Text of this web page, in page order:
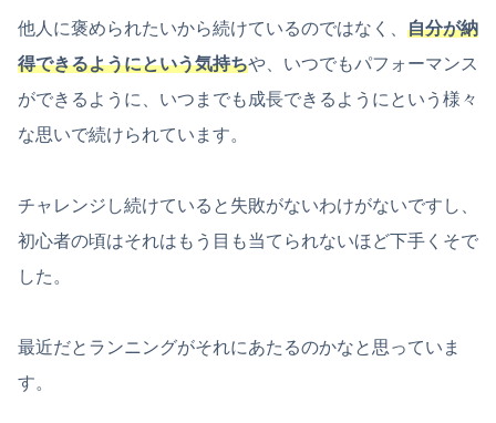
他人に褒められたいから続けているのではなく、 自分が納
得できるようにという気持ちや、いつでもパフォーマンス
ができるように、いつまでも成長できるようにという様々
な思いで続けられています。
チャレンジし続けていると失敗がないわけがないですし、
初心者の頃はそれはもう目も当てられないほど下手くそで
した。
最近だとランニングがそれにあたるのかなと思っていま
す。